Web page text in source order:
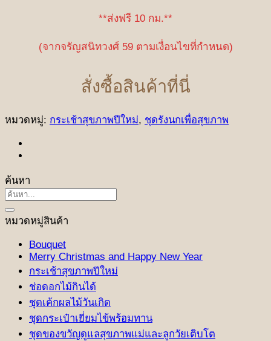
**ส่งฟรี 10 กม.**
(จากจรัญสนิทวงศ์ 59 ตามเงื่อนไขที่กำหนด)
สั่งซื้อสินค้าที่นี่
หมวดหมู่: กระเช้าสุขภาพปีใหม่, ชุดรังนกเพื่อสุขภาพ
ค้นหา
ค้นหา:
หมวดหมู่สินค้า
Bouquet
Merry Christmas and Happy New Year
กระเช้าสุขภาพปีใหม่
ช่อดอกไม้กินได้
ชุดเค้กผลไม้วันเกิด
ชุดกระเป๋าเยี่ยมไข้พร้อมทาน
ชุดของขวัญดูแลสุขภาพแม่และลูกวัยเติบโต